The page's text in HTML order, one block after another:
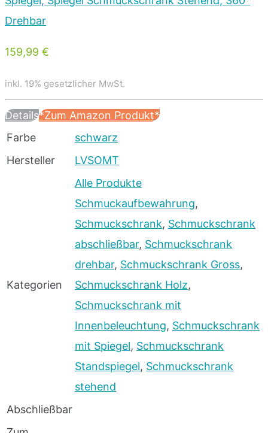
159,99 €
inkl. 19% gesetzlicher MwSt.
Details*Zum Amazon Produkt*
Farbe
schwarz
Hersteller
LVSOMT
Kategorien
Alle Produkte
Schmuckaufbewahrung,
Schmuckschrank, Schmuckschrank
abschließbar, Schmuckschrank
drehbar, Schmuckschrank Gross,
Schmuckschrank Holz,
Schmuckschrank mit
Innenbeleuchtung, Schmuckschrank
mit Spiegel, Schmuckschrank
Standspiegel, Schmuckschrank
stehend
Abschließbar